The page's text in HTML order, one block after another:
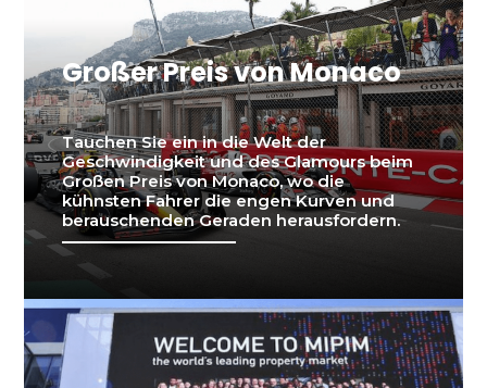
Großer Preis von Monaco
Tauchen Sie ein in die Welt der
Geschwindigkeit und des Glamours beim
Großen Preis von Monaco, wo die
kühnsten Fahrer die engen Kurven und
berauschenden Geraden herausfordern.